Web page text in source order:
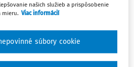
že T. M., bývalý policajt, ju
Facebook ako priateľ jej rodičov
nájsť prácu.
našich služieb a prispôsobenie
mieru. Viac informácií
súbory cookie